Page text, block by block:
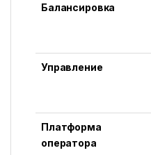
Балансировка
Управление
Платформа
оператора